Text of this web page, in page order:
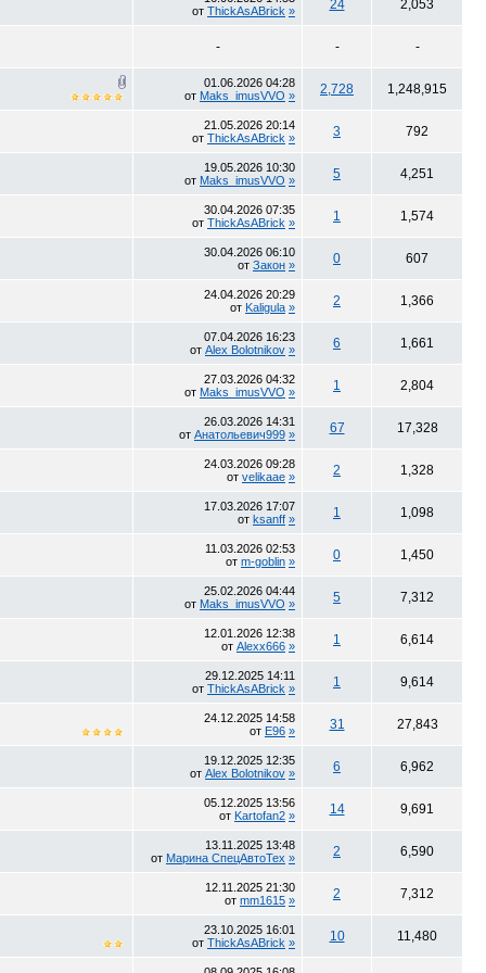
от ThickAsABrick » 24 2,053
- - -
01.06.2026 04:28
от Maks_imusVVO » 2,728 1,248,915
21.05.2026 20:14
от ThickAsABrick » 3 792
19.05.2026 10:30
от Maks_imusVVO » 5 4,251
30.04.2026 07:35
от ThickAsABrick » 1 1,574
30.04.2026 06:10
от Закон » 0 607
24.04.2026 20:29
от Kaligula » 2 1,366
07.04.2026 16:23
от Alex Bolotnikov » 6 1,661
27.03.2026 04:32
от Maks_imusVVO » 1 2,804
26.03.2026 14:31
от Анатольевич999 » 67 17,328
24.03.2026 09:28
от velikaae » 2 1,328
17.03.2026 17:07
от ksanff » 1 1,098
11.03.2026 02:53
от m-goblin » 0 1,450
25.02.2026 04:44
от Maks_imusVVO » 5 7,312
12.01.2026 12:38
от Alexx666 » 1 6,614
29.12.2025 14:11
от ThickAsABrick » 1 9,614
24.12.2025 14:58
от E96 » 31 27,843
19.12.2025 12:35
от Alex Bolotnikov » 6 6,962
05.12.2025 13:56
от Kartofan2 » 14 9,691
13.11.2025 13:48
от Марина СпецАвтоТех » 2 6,590
12.11.2025 21:30
от mm1615 » 2 7,312
23.10.2025 16:01
от ThickAsABrick » 10 11,480